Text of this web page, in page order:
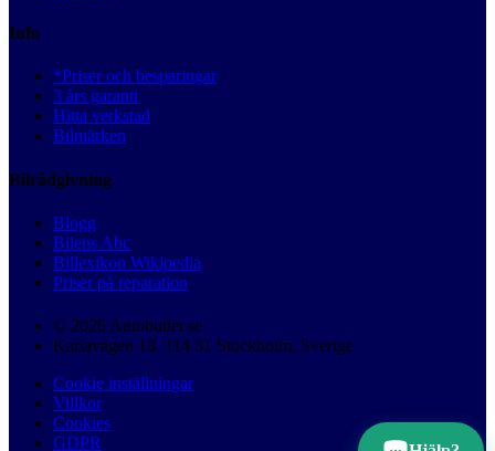
Info
*Priser och besparingar
3 års garanti
Hitta verkstad
Bilmärken
Bilrådgivning
Blogg
Bilens Abc
Billexikon Wikipedia
Priser på reparation
© 2026 Autobutler.se
Karlavägen 18, 114 31 Stockholm, Sverige
Cookie inställningar
Villkor
Cookies
GDPR